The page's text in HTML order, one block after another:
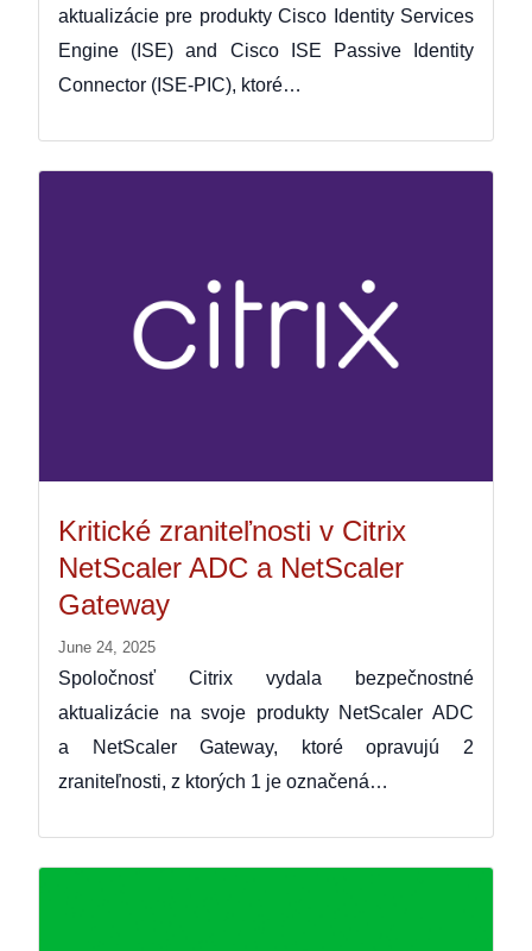
aktualizácie pre produkty Cisco Identity Services
Engine (ISE) and Cisco ISE Passive Identity
Connector (ISE-PIC), ktoré…
Kritické zraniteľnosti v Citrix
NetScaler ADC a NetScaler
Gateway
June 24, 2025
Spoločnosť Citrix vydala bezpečnostné
aktualizácie na svoje produkty NetScaler ADC
a NetScaler Gateway, ktoré opravujú 2
zraniteľnosti, z ktorých 1 je označená…